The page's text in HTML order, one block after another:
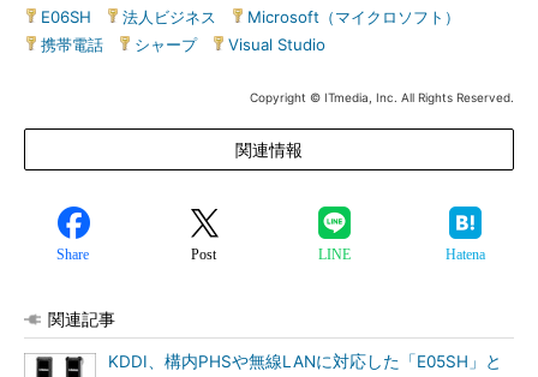
E06SH
法人ビジネス Microsoft（マイクロソフト）
携帯電話
シャープ| Visual Studio
Copyright © ITmedia, Inc. All Rights Reserved.
関連情報
Share Post LINE Hatena
関連記事
KDDI、構内PHSや無線LANに対応した「E05SH」と